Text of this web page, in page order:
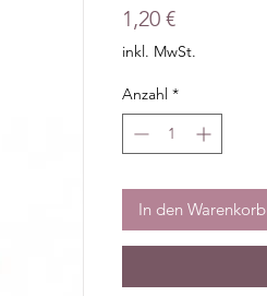
1,20 €Preis
inkl. MwSt.
Anzahl *
In den Warenkorb